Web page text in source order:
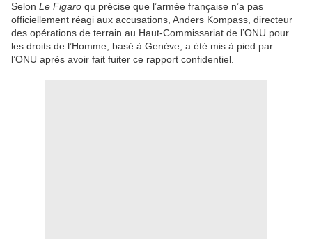
Selon Le Figaro qu précise que l’armée française n’a pas
officiellement réagi aux accusations, Anders Kompass, directeur
des opérations de terrain au Haut-Commissariat de l’ONU pour
les droits de l’Homme, basé à Genève, a été mis à pied par
l’ONU après avoir fait fuiter ce rapport confidentiel.